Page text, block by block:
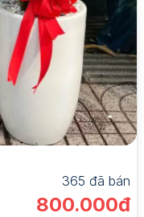
365 đã bán
800.000đ